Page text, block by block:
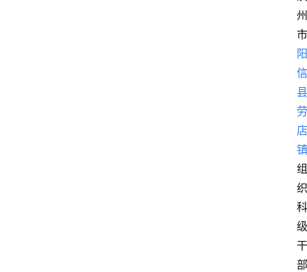
州
市
阳
信
县
劳
店
镇
组
织
科
级
干
部